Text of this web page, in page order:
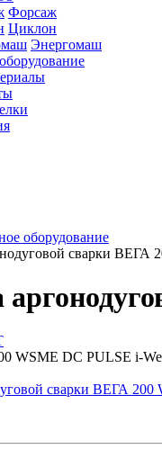
Форсаж
Циклон
Энергомаш
оборудование
сварки ВЕГА
WSME DС PULSE i-